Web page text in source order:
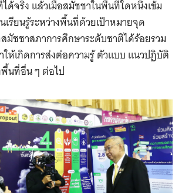
ด้จริง แล้วเมื่อสมัชชาในพื้นที่ใดหนึ่งเข้ม
เรียนรู้ระหว่างพื้นที่ด้วยเป้าหมายจุด
มัชชาสภาการศึกษาระดับชาติได้ร้อยรวม
ให้เกิดการส่งต่อความรู้ ตัวแบบ แนวปฏิบัติ
นที่อื่น ๆ ต่อไป